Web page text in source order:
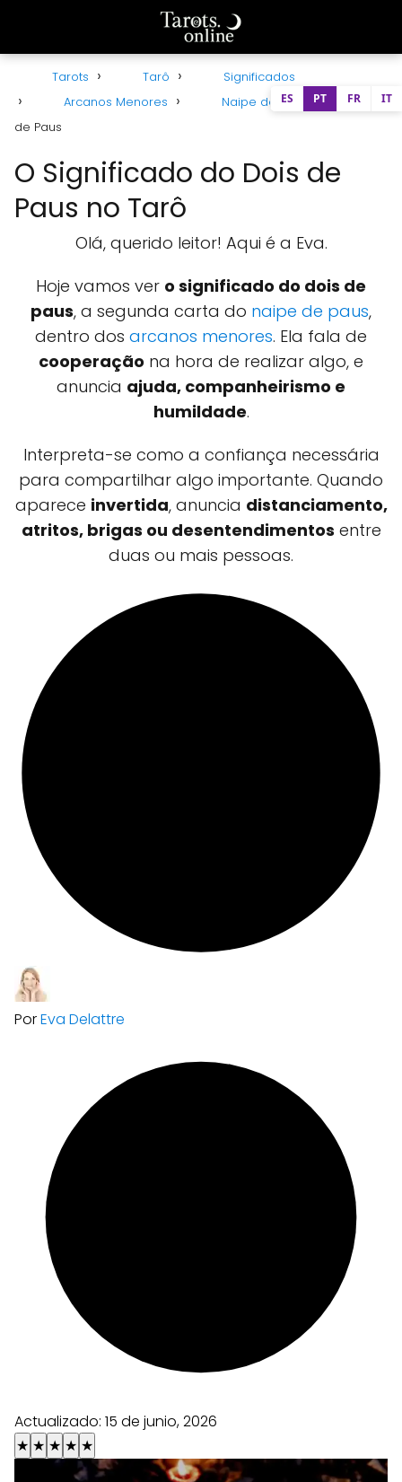
Tarots Tarô
Significados
Arcanos Menores
Naipe de Paus
Dois
de Paus
O Significado do Dois de
Paus no Tarô
Olá, querido leitor! Aqui é a Eva.
Hoje vamos ver o significado do dois de
paus, a segunda carta do naipe de paus,
dentro dos arcanos menores. Ela fala de
cooperação na hora de realizar algo, e
anuncia ajuda, companheirismo e
humildade.
Interpreta-se como a confiança necessária
para compartilhar algo importante. Quando
aparece invertida, anuncia distanciamento,
atritos, brigas ou desentendimentos entre
duas ou mais pessoas.
PorEva Delattre
Actualizado: 15 de junio, 2026
★ ★ ★ ★ ★
ES PT FR IT